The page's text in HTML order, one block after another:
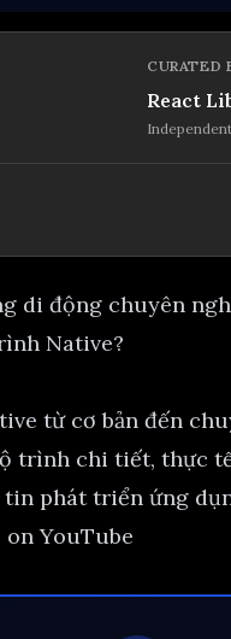
CURATED
React
di động chuyên
Native?
từ cơ bản đến
trình chi tiết, thực
phát triển ứng
on YouTube